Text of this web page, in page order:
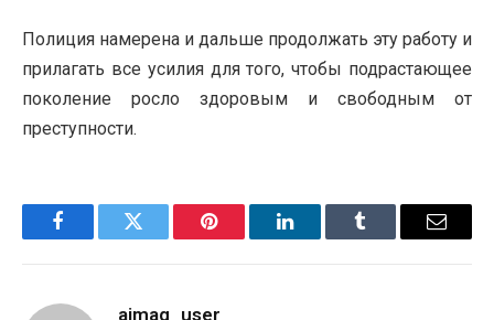
Полиция намерена и дальше продолжать эту работу и
прилагать все усилия для того, чтобы подрастающее
поколение росло здоровым и свободным от
преступности.
FacebookTwitter Pinterest LinkedInTumblr Email
aimaq_user